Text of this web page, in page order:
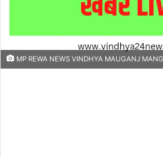
MP REWA NEWS VINDHYA MAUGANJ